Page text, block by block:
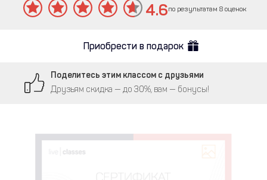
4.6по результатам 8 оценок
Приобрести в подарок
Поделитесь этим классом с друзьями
Друзьям скидка — до 30%, вам — бонусы!